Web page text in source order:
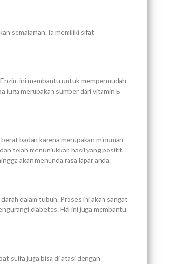
semalaman. Ia memiliki sifat
ini membantu untuk mempermudah
juga merupakan sumber dari vitamin B
badan karena merupakan minuman
telah menunjukkan hasil yang positif.
akan menunda rasa lapar anda.
dalam tubuh. Proses ini akan sangat
diabetes. Hal ini juga membantu
sulfa juga bisa di atasi dengan